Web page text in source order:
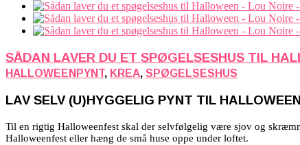
SÅDAN LAVER DU ET SPØGELSESHUS TIL
HALLOWEENPYNT, KREA, SPØGELSESHUS
LAV SELV (U)HYGGELIG PYNT TIL
Til en rigtig Halloweenfest skal der selvfølgelig være sjov og
Halloweenfest eller hæng de små huse oppe under loftet.